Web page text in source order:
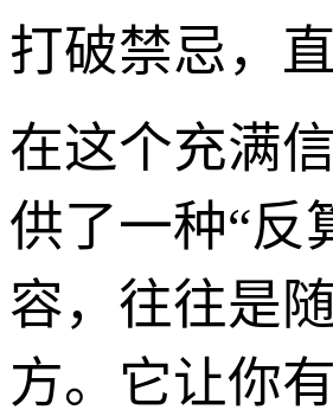
打破禁忌，
在这个充满
供了一种“反
容，往往是
方。它让你